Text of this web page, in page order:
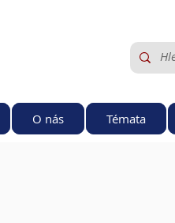
O nás Témata